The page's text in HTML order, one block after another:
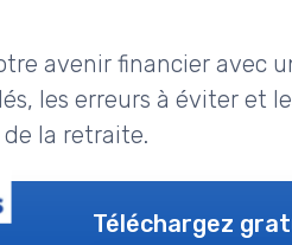
avenir financier avec
les erreurs à éviter et
la retraite.
Téléchargez